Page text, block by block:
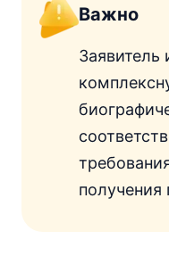
Важно
Заявитель
получения